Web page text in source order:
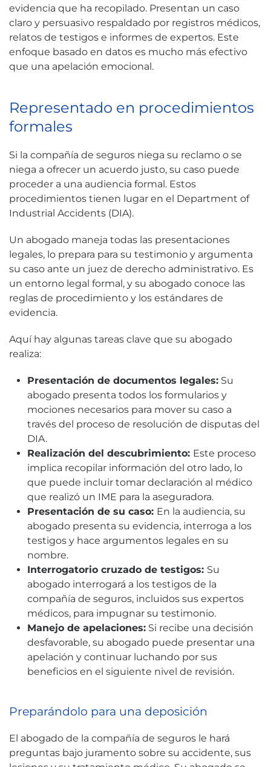
evidencia que ha recopilado. Presentan un caso
claro y persuasivo respaldado por registros médicos,
relatos de testigos e informes de expertos. Este
enfoque basado en datos es mucho más efectivo
que una apelación emocional.
Representado en procedimientos
formales
Si la compañía de seguros niega su reclamo o se
niega a ofrecer un acuerdo justo, su caso puede
proceder a una audiencia formal. Estos
procedimientos tienen lugar en el Department of
Industrial Accidents (DIA).
Un abogado maneja todas las presentaciones
legales, lo prepara para su testimonio y argumenta
su caso ante un juez de derecho administrativo. Es
un entorno legal formal, y su abogado conoce las
reglas de procedimiento y los estándares de
evidencia.
Aquí hay algunas tareas clave que su abogado
realiza:
Presentación de documentos legales: Su
abogado presenta todos los formularios y
mociones necesarios para mover su caso a
través del proceso de resolución de disputas del
DIA.
Realización del descubrimiento: Este proceso
implica recopilar información del otro lado, lo
que puede incluir tomar declaración al médico
que realizó un IME para la aseguradora.
Presentación de su caso: En la audiencia, su
abogado presenta su evidencia, interroga a los
testigos y hace argumentos legales en su
nombre.
Interrogatorio cruzado de testigos: Su
abogado interrogará a los testigos de la
compañía de seguros, incluidos sus expertos
médicos, para impugnar su testimonio.
Manejo de apelaciones: Si recibe una decisión
desfavorable, su abogado puede presentar una
apelación y continuar luchando por sus
beneficios en el siguiente nivel de revisión.
Preparándolo para una deposición
El abogado de la compañía de seguros le hará
preguntas bajo juramento sobre su accidente, sus